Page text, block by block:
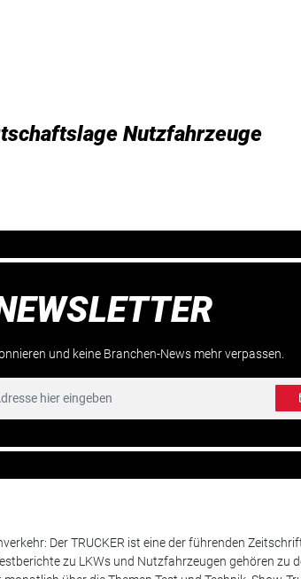
Nutzfahrzeuge
und keine Branchen-News mehr verpassen.
Der TRUCKER ist eine der führenden
zu LKWs und Nutzfahrzeugen gehören zu